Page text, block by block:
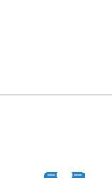
met elkaar
op zijn plaats.
afzonderlijke tegels
op een ongebonden
wordt vaak